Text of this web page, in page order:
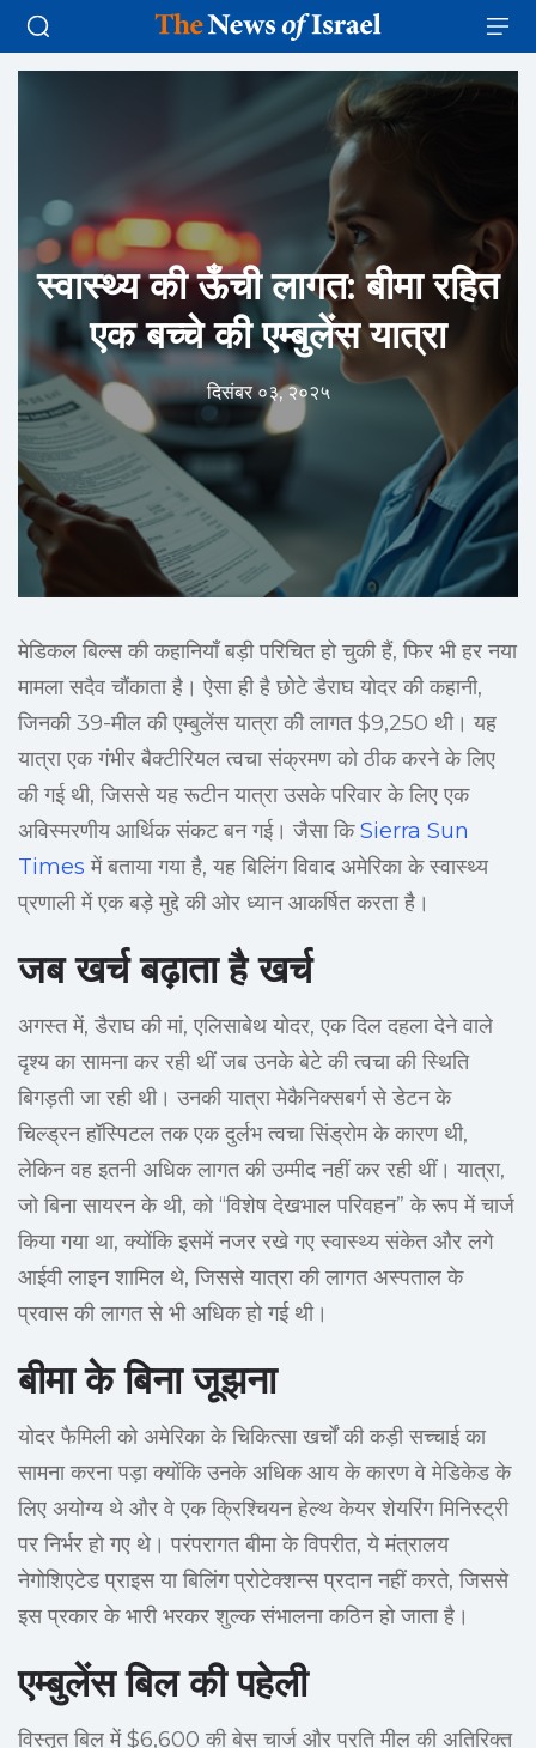
स्वास्थ्य की ऊँची लागत: बीमा रहित
एक बच्चे की एम्बुलेंस यात्रा
दिसंबर ०३, २०२५
मेडिकल बिल्स की कहानियाँ बड़ी परिचित हो चुकी हैं, फिर भी हर नया
मामला सदैव चौंकाता है। ऐसा ही है छोटे डैराघ योदर की कहानी,
जिनकी 39-मील की एम्बुलेंस यात्रा की लागत $9,250 थी। यह
यात्रा एक गंभीर बैक्टीरियल त्वचा संक्रमण को ठीक करने के लिए
की गई थी, जिससे यह रूटीन यात्रा उसके परिवार के लिए एक
अविस्मरणीय आर्थिक संकट बन गई। जैसा किSierra Sun
Times में बताया गया है, यह बिलिंग विवाद अमेरिका के स्वास्थ्य
प्रणाली में एक बड़े मुद्दे की ओर ध्यान आकर्षित करता है।
जब खर्च बढ़ाता है खर्च
अगस्त में, डैराघ की मां, एलिसाबेथ योदर, एक दिल दहला देने वाले
दृश्य का सामना कर रही थीं जब उनके बेटे की त्वचा की स्थिति
बिगड़ती जा रही थी। उनकी यात्रा मेकैनिक्सबर्ग से डेटन के
चिल्ड्रन हॉस्पिटल तक एक दुर्लभ त्वचा सिंड्रोम के कारण थी,
लेकिन वह इतनी अधिक लागत की उम्मीद नहीं कर रही थीं। यात्रा,
जो बिना सायरन के थी, को “विशेष देखभाल परिवहन” के रूप में चार्ज
किया गया था, क्योंकि इसमें नजर रखे गए स्वास्थ्य संकेत और लगे
आईवी लाइन शामिल थे, जिससे यात्रा की लागत अस्पताल के
प्रवास की लागत से भी अधिक हो गई थी।
बीमा के बिना जूझना
योदर फैमिली को अमेरिका के चिकित्सा खर्चों की कड़ी सच्चाई का
सामना करना पड़ा क्योंकि उनके अधिक आय के कारण वे मेडिकेड के
लिए अयोग्य थे और वे एक क्रिश्चियन हेल्थ केयर शेयरिंग मिनिस्ट्री
पर निर्भर हो गए थे। परंपरागत बीमा के विपरीत, ये मंत्रालय
नेगोशिएटेड प्राइस या बिलिंग प्रोटेक्शन्स प्रदान नहीं करते, जिससे
इस प्रकार के भारी भरकर शुल्क संभालना कठिन हो जाता है।
एम्बुलेंस बिल की पहेली
विस्तृत बिल में $6,600 की बेस चार्ज और प्रति मील की अतिरिक्त